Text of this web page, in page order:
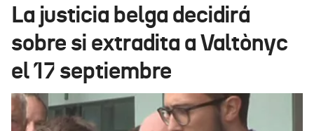
Ikusmiran
Eguraldia
La justicia belga decidirá
sobre si extradita a Valtònyc
el 17 septiembre